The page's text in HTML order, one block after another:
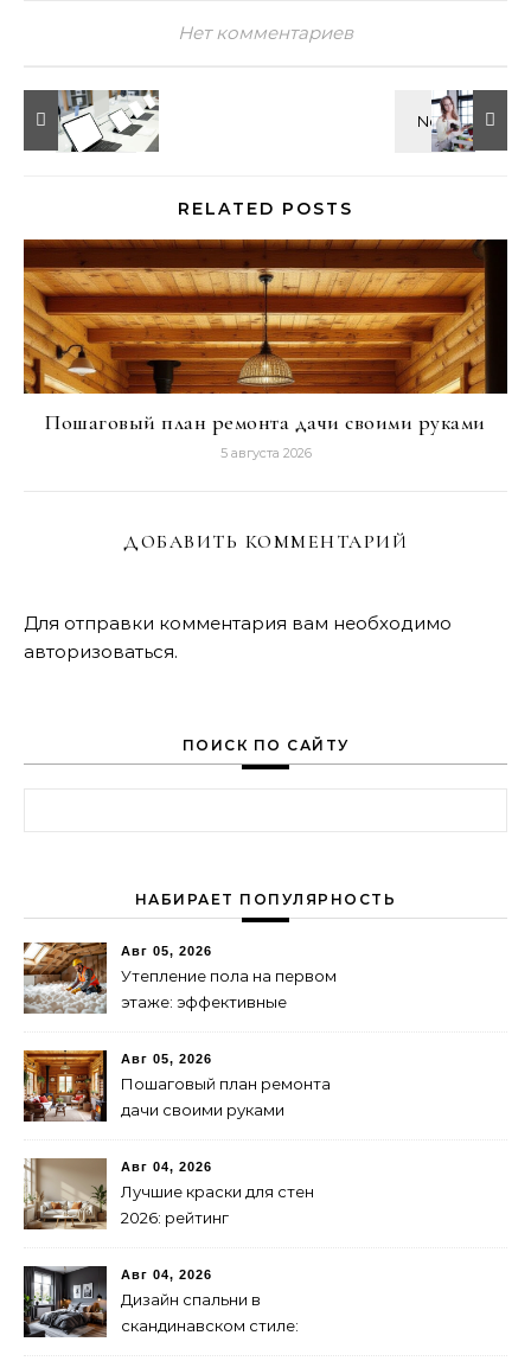
Нет комментариев
RELATED POSTS
Пошаговый план ремонта дачи своими руками
5 августа 2026
ДОБАВИТЬ КОММЕНТАРИЙ
Для отправки комментария вам необходимо
авторизоваться.
ПОИСК ПО САЙТУ
НАБИРАЕТ ПОПУЛЯРНОСТЬ
Авг 05, 2026
Утепление пола на первом
этаже: эффективные
Авг 05, 2026
Пошаговый план ремонта
дачи своими руками
Авг 04, 2026
Лучшие краски для стен
2026: рейтинг
стойкости
Авг 04, 2026
Дизайн спальни в
скандинавском стиле: